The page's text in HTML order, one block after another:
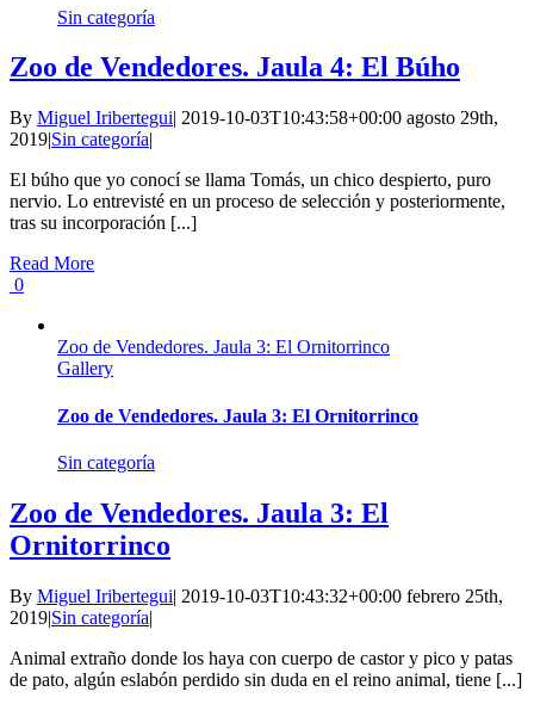
Sin categoría
Zoo de Vendedores. Jaula 4: El Búho
By Miguel Iribertegui| 2019-10-03T10:43:58+00:00 agosto 29th,
2019|Sin categoría|
El búho que yo conocí se llama Tomás, un chico despierto, puro
nervio. Lo entrevisté en un proceso de selección y posteriormente,
tras su incorporación [...]
Read More
0
Zoo de Vendedores. Jaula 3: El Ornitorrinco
Gallery
Zoo de Vendedores. Jaula 3: El Ornitorrinco
Sin categoría
Zoo de Vendedores. Jaula 3: El
Ornitorrinco
By Miguel Iribertegui| 2019-10-03T10:43:32+00:00 febrero 25th,
2019|Sin categoría|
Animal extraño donde los haya con cuerpo de castor y pico y patas
de pato, algún eslabón perdido sin duda en el reino animal, tiene [...]